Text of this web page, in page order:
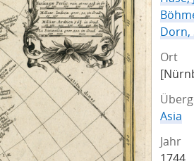
Dorn,
Ort
Asia
Jahr